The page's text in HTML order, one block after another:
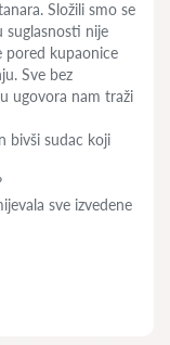
Složili smo se
suglasnosti nije
pored kupaonice
Sve bez
ugovora nam traži
bivši sudac koji
sve izvedene